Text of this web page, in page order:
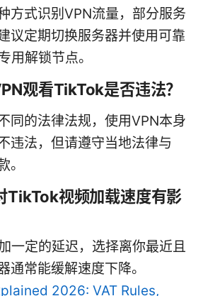
方式识别VPN流量，部分服务
议定期切换服务器并使用可靠
用解锁节点。
观看TikTok是否违法？
同的法律法规，使用VPN本身
违法，但请遵守当地法律与
。
TikTok视频加载速度有影
一定的延迟，选择离你最近且
通常能缓解速度下降。
2026: VAT Rules,